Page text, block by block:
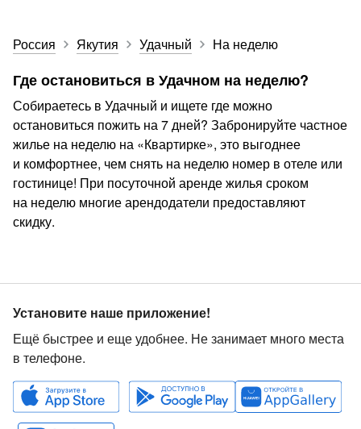
Россия Якутия Удачный На неделю
Где остановиться в Удачном на неделю?
Собираетесь в Удачный и ищете где можно
остановиться пожить на 7 дней? Забронируйте частное
жилье на неделю на «Квартирке», это выгоднее
и комфортнее, чем снять на неделю номер в отеле или
гостинице! При посуточной аренде жилья сроком
на неделю многие арендодатели предоставляют
скидку.
Установите наше приложение!
Ещё быстрее и еще удобнее. Не занимает много места
в телефоне.